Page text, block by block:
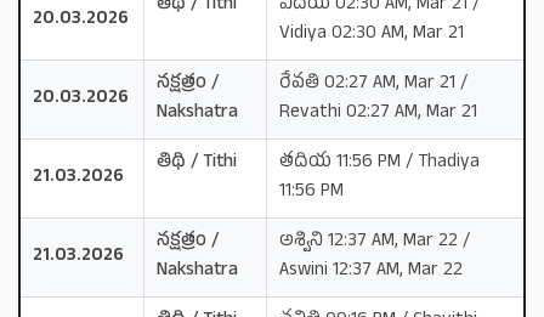
20.03.2026
Vidiya 02:30 AM, Mar 21
20.03.2026
నక్షత్రం /
Nakshatra
రేవతి 02:27 AM, Mar 21 /
Revathi 02:27 AM, Mar 21
21.03.2026
తిథి / Tithi
తదియ 11:56 PM / Thadiya
11:56 PM
21.03.2026
నక్షత్రం /
Nakshatra
అశ్విని 12:37 AM, Mar 22 /
Aswini 12:37 AM, Mar 22